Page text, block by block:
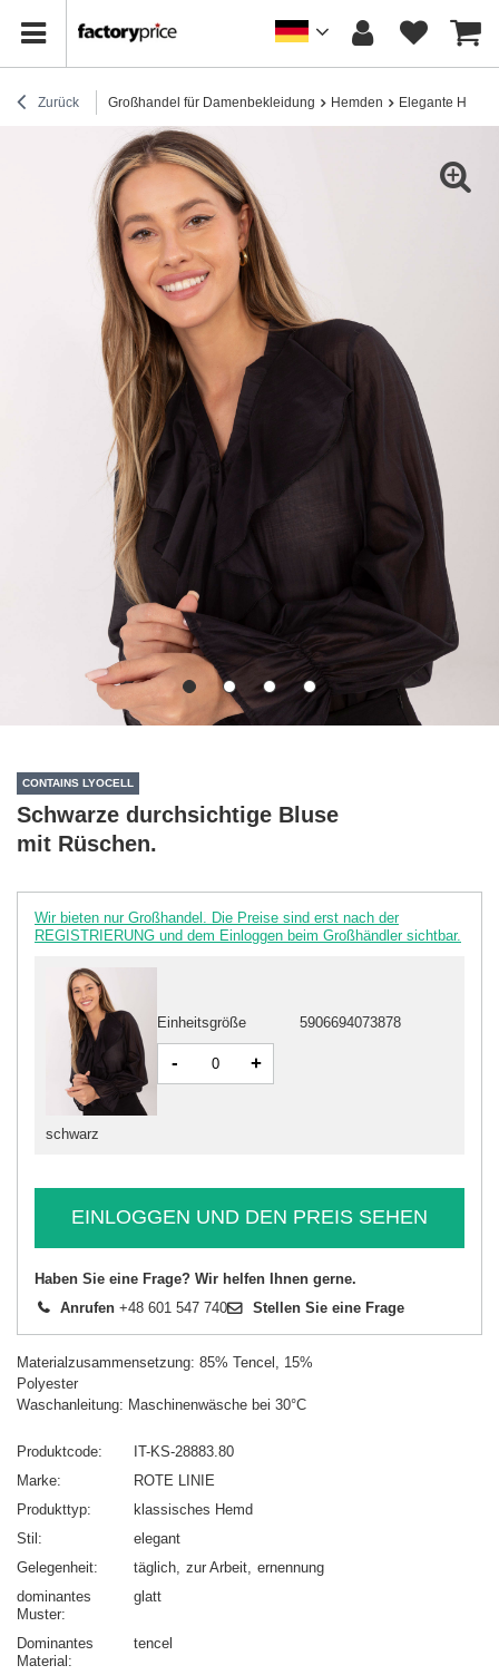
Zurück Großhandel für Damenbekleidung Hemden Elegante
CONTAINS LYOCELL
Schwarze durchsichtige Bluse
mit Rüschen.
Wir bieten nur Großhandel. Die Preise sind erst nach der
REGISTRIERUNG und dem Einloggen beim Großhändler sichtbar.
schwarz
Einheitsgröße 5906694073878
- +
EINLOGGEN UND DEN PREIS SEHEN
Haben Sie eine Frage? Wir helfen Ihnen gerne.
Anrufen +48 601 547 740 Stellen Sie eine Frage
Materialzusammensetzung: 85% Tencel, 15%
Polyester
Waschanleitung: Maschinenwäsche bei 30°C
Produktcode
IT-KS-28883.80
Marke
ROTE LINIE
Produkttyp
klassisches Hemd
Stil
elegant
Gelegenheit
täglich zur Arbeit ernennung
dominantes
Muster
glatt
Dominantes
Material
tencel